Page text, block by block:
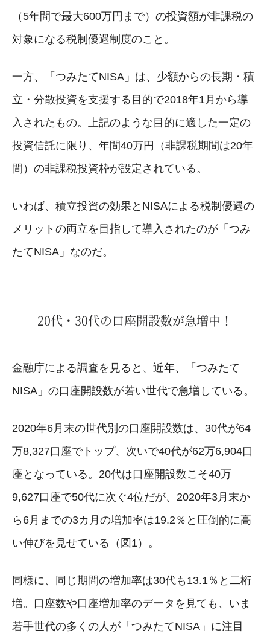
（5年間で最大600万円まで）の投資額が非課税の
対象になる税制優遇制度のこと。
一方、「つみたてNISA」は、少額からの長期・積
立・分散投資を支援する目的で2018年1月から導
入されたもの。上記のような目的に適した一定の
投資信託に限り、年間40万円（非課税期間は20年
間）の非課税投資枠が設定されている。
いわば、積立投資の効果とNISAによる税制優遇の
メリットの両立を目指して導入されたのが「つみ
たてNISA」なのだ。
20代・30代の口座開設数が急増中！
金融庁による調査を見ると、近年、「つみたて
NISA」の口座開設数が若い世代で急増している。
2020年6月末の世代別の口座開設数は、30代が64
万8,327口座でトップ、次いで40代が62万6,904口
座となっている。20代は口座開設数こそ40万
9,627口座で50代に次ぐ4位だが、2020年3月末か
ら6月までの3カ月の増加率は19.2％と圧倒的に高
い伸びを見せている（図1）。
同様に、同じ期間の増加率は30代も13.1％と二桁
増。口座数や口座増加率のデータを見ても、いま
若手世代の多くの人が「つみたてNISA」に注目